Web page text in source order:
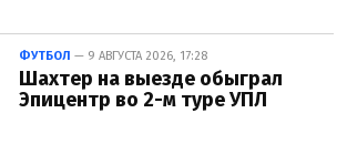
ФУТБОЛ — 9 АВГУСТА 2026, 17:28
Шахтер на выезде обыграл
Эпицентр во 2-м туре УПЛ